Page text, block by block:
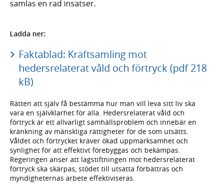
samlas en rad insatser.
Ladda ner:
Faktablad: Kraftsamling mot
hedersrelaterat våld och förtryck (pdf 218
kB)
Rätten att själv få bestämma hur man vill leva sitt liv ska
vara en självklarhet för alla. Hedersrelaterat våld och
förtryck är ett allvarligt samhällsproblem och innebär en
kränkning av mänskliga rättigheter för de som utsätts.
Våldet och förtrycket kräver ökad uppmärksamhet och
synlighet för att effektivt förebyggas och bekämpas.
Regeringen anser att lagstiftningen mot hedersrelaterat
förtryck ska skärpas, stödet till utsatta förbättras och
myndigheternas arbete effektiviseras.